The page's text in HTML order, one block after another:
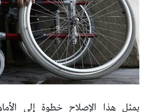
يمثل هذا الإصلاح خطوة إلى